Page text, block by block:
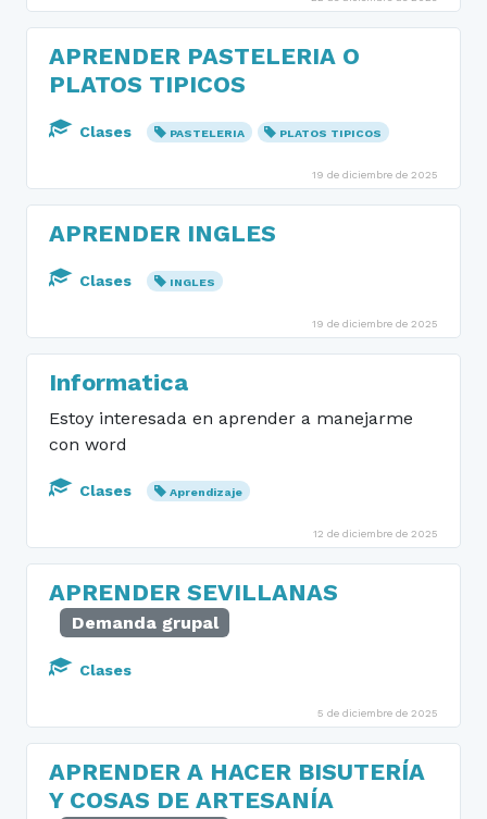
APRENDER PASTELERIA O
PLATOS TIPICOS
Clases PASTELERIA PLATOS TIPICOS
19 de diciembre de 2025
APRENDER INGLES
Clases INGLES
19 de diciembre de 2025
Informatica
Estoy interesada en aprender a manejarme
con word
Clases Aprendizaje
12 de diciembre de 2025
APRENDER SEVILLANAS
Demanda grupal
Clases
5 de diciembre de 2025
APRENDER A HACER BISUTERÍA
Y COSAS DE ARTESANÍA